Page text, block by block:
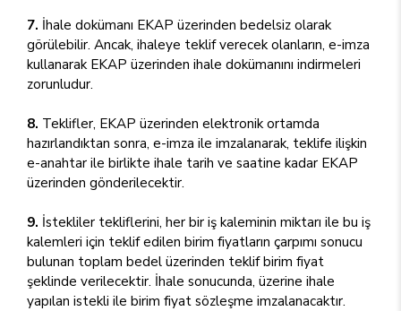
7. İhale dokümanı EKAP üzerinden bedelsiz olarak
görülebilir. Ancak, ihaleye teklif verecek olanların, e-imza
kullanarak EKAP üzerinden ihale dokümanını indirmeleri
zorunludur.
8. Teklifler, EKAP üzerinden elektronik ortamda
hazırlandıktan sonra, e-imza ile imzalanarak, teklife ilişkin
e-anahtar ile birlikte ihale tarih ve saatine kadar EKAP
üzerinden gönderilecektir.
9. İstekliler tekliflerini, her bir iş kaleminin miktarı ile bu iş
kalemleri için teklif edilen birim fiyatların çarpımı sonucu
bulunan toplam bedel üzerinden teklif birim fiyat
şeklinde verilecektir. İhale sonucunda, üzerine ihale
yapılan istekli ile birim fiyat sözleşme imzalanacaktır.